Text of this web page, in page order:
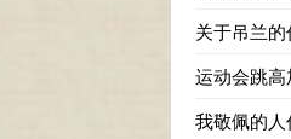
关于吊兰
运动会跳
我敬佩的